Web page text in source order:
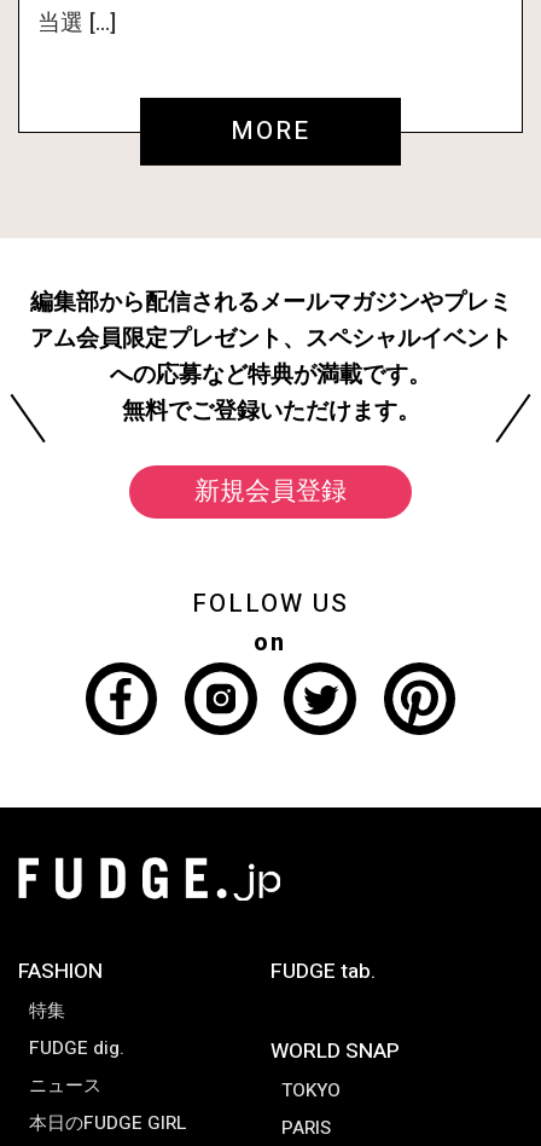
当選 […]
MORE
編集部から配信されるメールマガジンやプレミ
アム会員限定プレゼント、スペシャルイベント
への応募など特典が満載です。
無料でご登録いただけます。
新規会員登録
FOLLOW US
on
FASHION
特集
FUDGE dig.
ニュース
本日のFUDGE GIRL
FUDGE tab.
WORLD SNAP
TOKYO
PARIS